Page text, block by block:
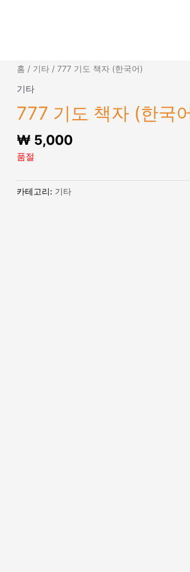
홈 / 기타 / 777 기도 책자 (한국어)
기타
777 기도 책자 (한국
₩ 5,000
품절
카테고리: 기타